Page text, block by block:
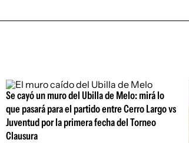
Se cayó un muro del Ubilla de Melo: mirá lo
que pasará para el partido entre Cerro Largo vs
Juventud por la primera fecha del Torneo
Clausura